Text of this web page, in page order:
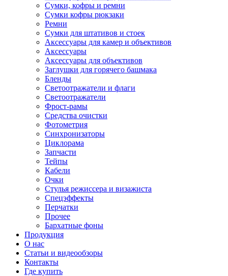
Сумки, кофры и ремни
Сумки кофры рюкзаки
Ремни
Сумки для штативов и стоек
Аксессуары для камер и объективов
Аксессуары
Аксессуары для объективов
Заглушки для горячего башмака
Бленды
Светоотражатели и флаги
Светоотражатели
Фрост-рамы
Средства очистки
Фотометрия
Синхронизаторы
Циклорама
Запчасти
Тейпы
Кабели
Очки
Стулья режиссера и визажиста
Спецэффекты
Перчатки
Прочее
Бархатные фоны
Продукция
О нас
Статьи и видеообзоры
Контакты
Где купить